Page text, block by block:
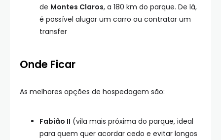
de Montes Claros, a 180 km do parque. De lá,
é possível alugar um carro ou contratar um
transfer
Onde Ficar
As melhores opções de hospedagem são:
Fabião II (vila mais próxima do parque, ideal
para quem quer acordar cedo e evitar longos